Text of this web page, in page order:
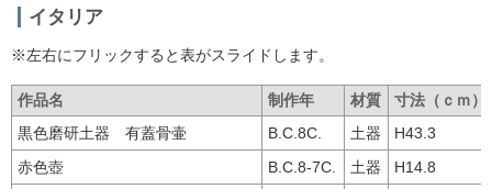
イタリア
※左右にフリックすると表がスライドします。
作品名 制作年 材質
寸法（ｃｍ）
黒色磨研土器 有蓋骨壷
B.C.8C. 土器
H43.3
赤色壺
B.C.8-7C. 土器
H14.8